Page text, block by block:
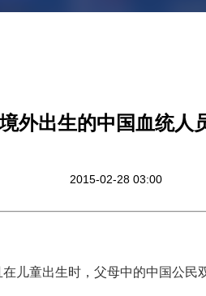
外出生的中国血统人
2015-02-28 03:00
童出生时，父母中的中国公民